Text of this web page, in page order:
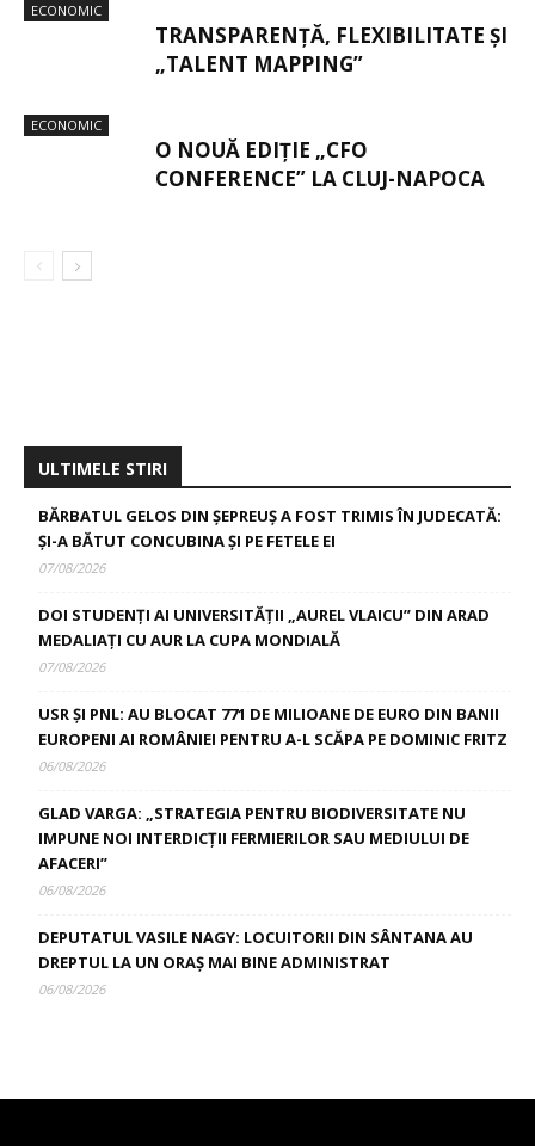
ECONOMIC
TRANSPARENȚĂ, FLEXIBILITATE ȘI
„TALENT MAPPING”
ECONOMIC
O NOUĂ EDIȚIE „CFO
CONFERENCE” LA CLUJ-NAPOCA
ULTIMELE STIRI
BĂRBATUL GELOS DIN ȘEPREUȘ A FOST TRIMIS ÎN JUDECATĂ:
ȘI-A BĂTUT CONCUBINA ȘI PE FETELE EI
07/08/2026
DOI STUDENȚI AI UNIVERSITĂȚII „AUREL VLAICU” DIN ARAD
MEDALIAȚI CU AUR LA CUPA MONDIALĂ
07/08/2026
USR ȘI PNL: AU BLOCAT 771 DE MILIOANE DE EURO DIN BANII
EUROPENI AI ROMÂNIEI PENTRU A-L SCĂPA PE DOMINIC FRITZ
06/08/2026
GLAD VARGA: „STRATEGIA PENTRU BIODIVERSITATE NU
IMPUNE NOI INTERDICȚII FERMIERILOR SAU MEDIULUI DE
AFACERI”
06/08/2026
DEPUTATUL VASILE NAGY: LOCUITORII DIN SÂNTANA AU
DREPTUL LA UN ORAȘ MAI BINE ADMINISTRAT
06/08/2026